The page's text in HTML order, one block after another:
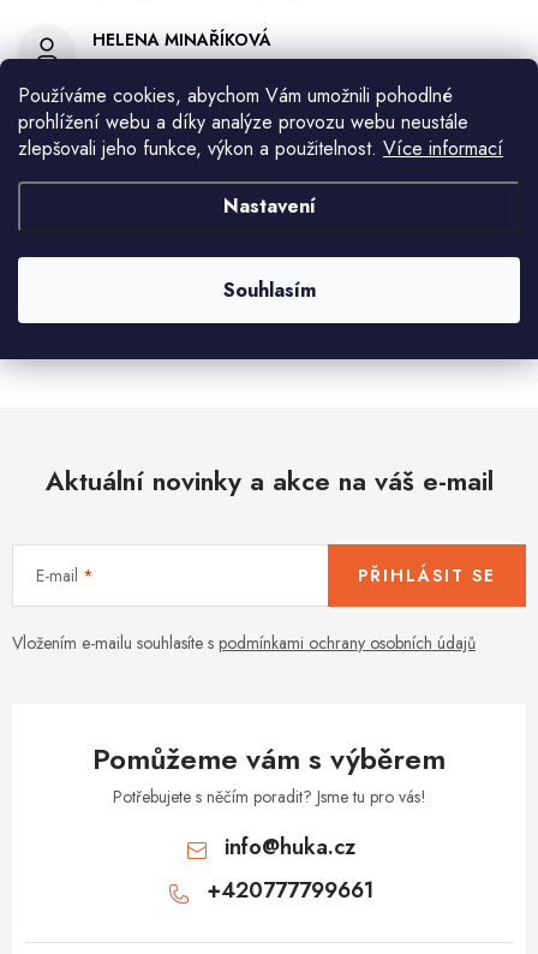
Používáme cookies, abychom Vám umožnili pohodlné
prohlížení webu a díky analýze provozu webu neustále
zlepšovali jeho funkce, výkon a použitelnost. Více informací
Nastavení
Souhlasím
HELENA MINAŘÍKOVÁ
Je sice větší ale vypadá dobře
Ivana Mimrackova
4.8.2026
2.8.2026
Zobrazit další hodnocení
Aktuální novinky a akce na váš e-mail
E-mail
Vložením e-mailu souhlasíte s podmínkami ochrany osobních údajů
PŘIHLÁSIT SE
Pomůžeme vám s výběrem
Potřebujete s něčím poradit? Jsme tu pro vás!
info@huka.cz
+420777799661